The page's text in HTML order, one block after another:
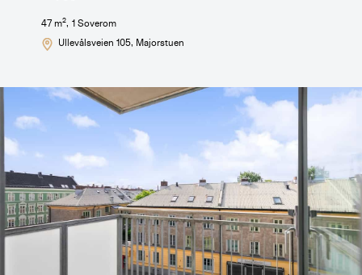
47 m2, 1 Soverom
Ullevålsveien 105, Majorstuen